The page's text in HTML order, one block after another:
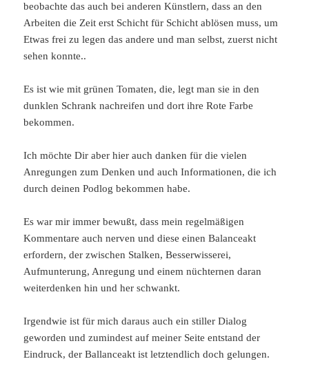
beobachte das auch bei anderen Künstlern, dass an den
Arbeiten die Zeit erst Schicht für Schicht ablösen muss, um
Etwas frei zu legen das andere und man selbst, zuerst nicht
sehen konnte..
Es ist wie mit grünen Tomaten, die, legt man sie in den
dunklen Schrank nachreifen und dort ihre Rote Farbe
bekommen.
Ich möchte Dir aber hier auch danken für die vielen
Anregungen zum Denken und auch Informationen, die ich
durch deinen Podlog bekommen habe.
Es war mir immer bewußt, dass mein regelmäßigen
Kommentare auch nerven und diese einen Balanceakt
erfordern, der zwischen Stalken, Besserwisserei,
Aufmunterung, Anregung und einem nüchternen daran
weiterdenken hin und her schwankt.
Irgendwie ist für mich daraus auch ein stiller Dialog
geworden und zumindest auf meiner Seite entstand der
Eindruck, der Ballanceakt ist letztendlich doch gelungen.